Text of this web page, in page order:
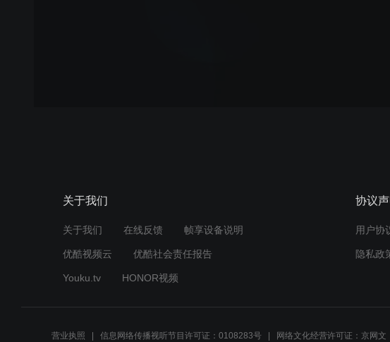
关于我们
关于我们 在线反馈 帧享设备说明
优酷视频云 优酷社会责任报告
Youku.tv HONOR视频
协议
用户协
隐私政
营业执照 信息网络传播视听节目许可证：0108283号 网络文化经营许可证：京网